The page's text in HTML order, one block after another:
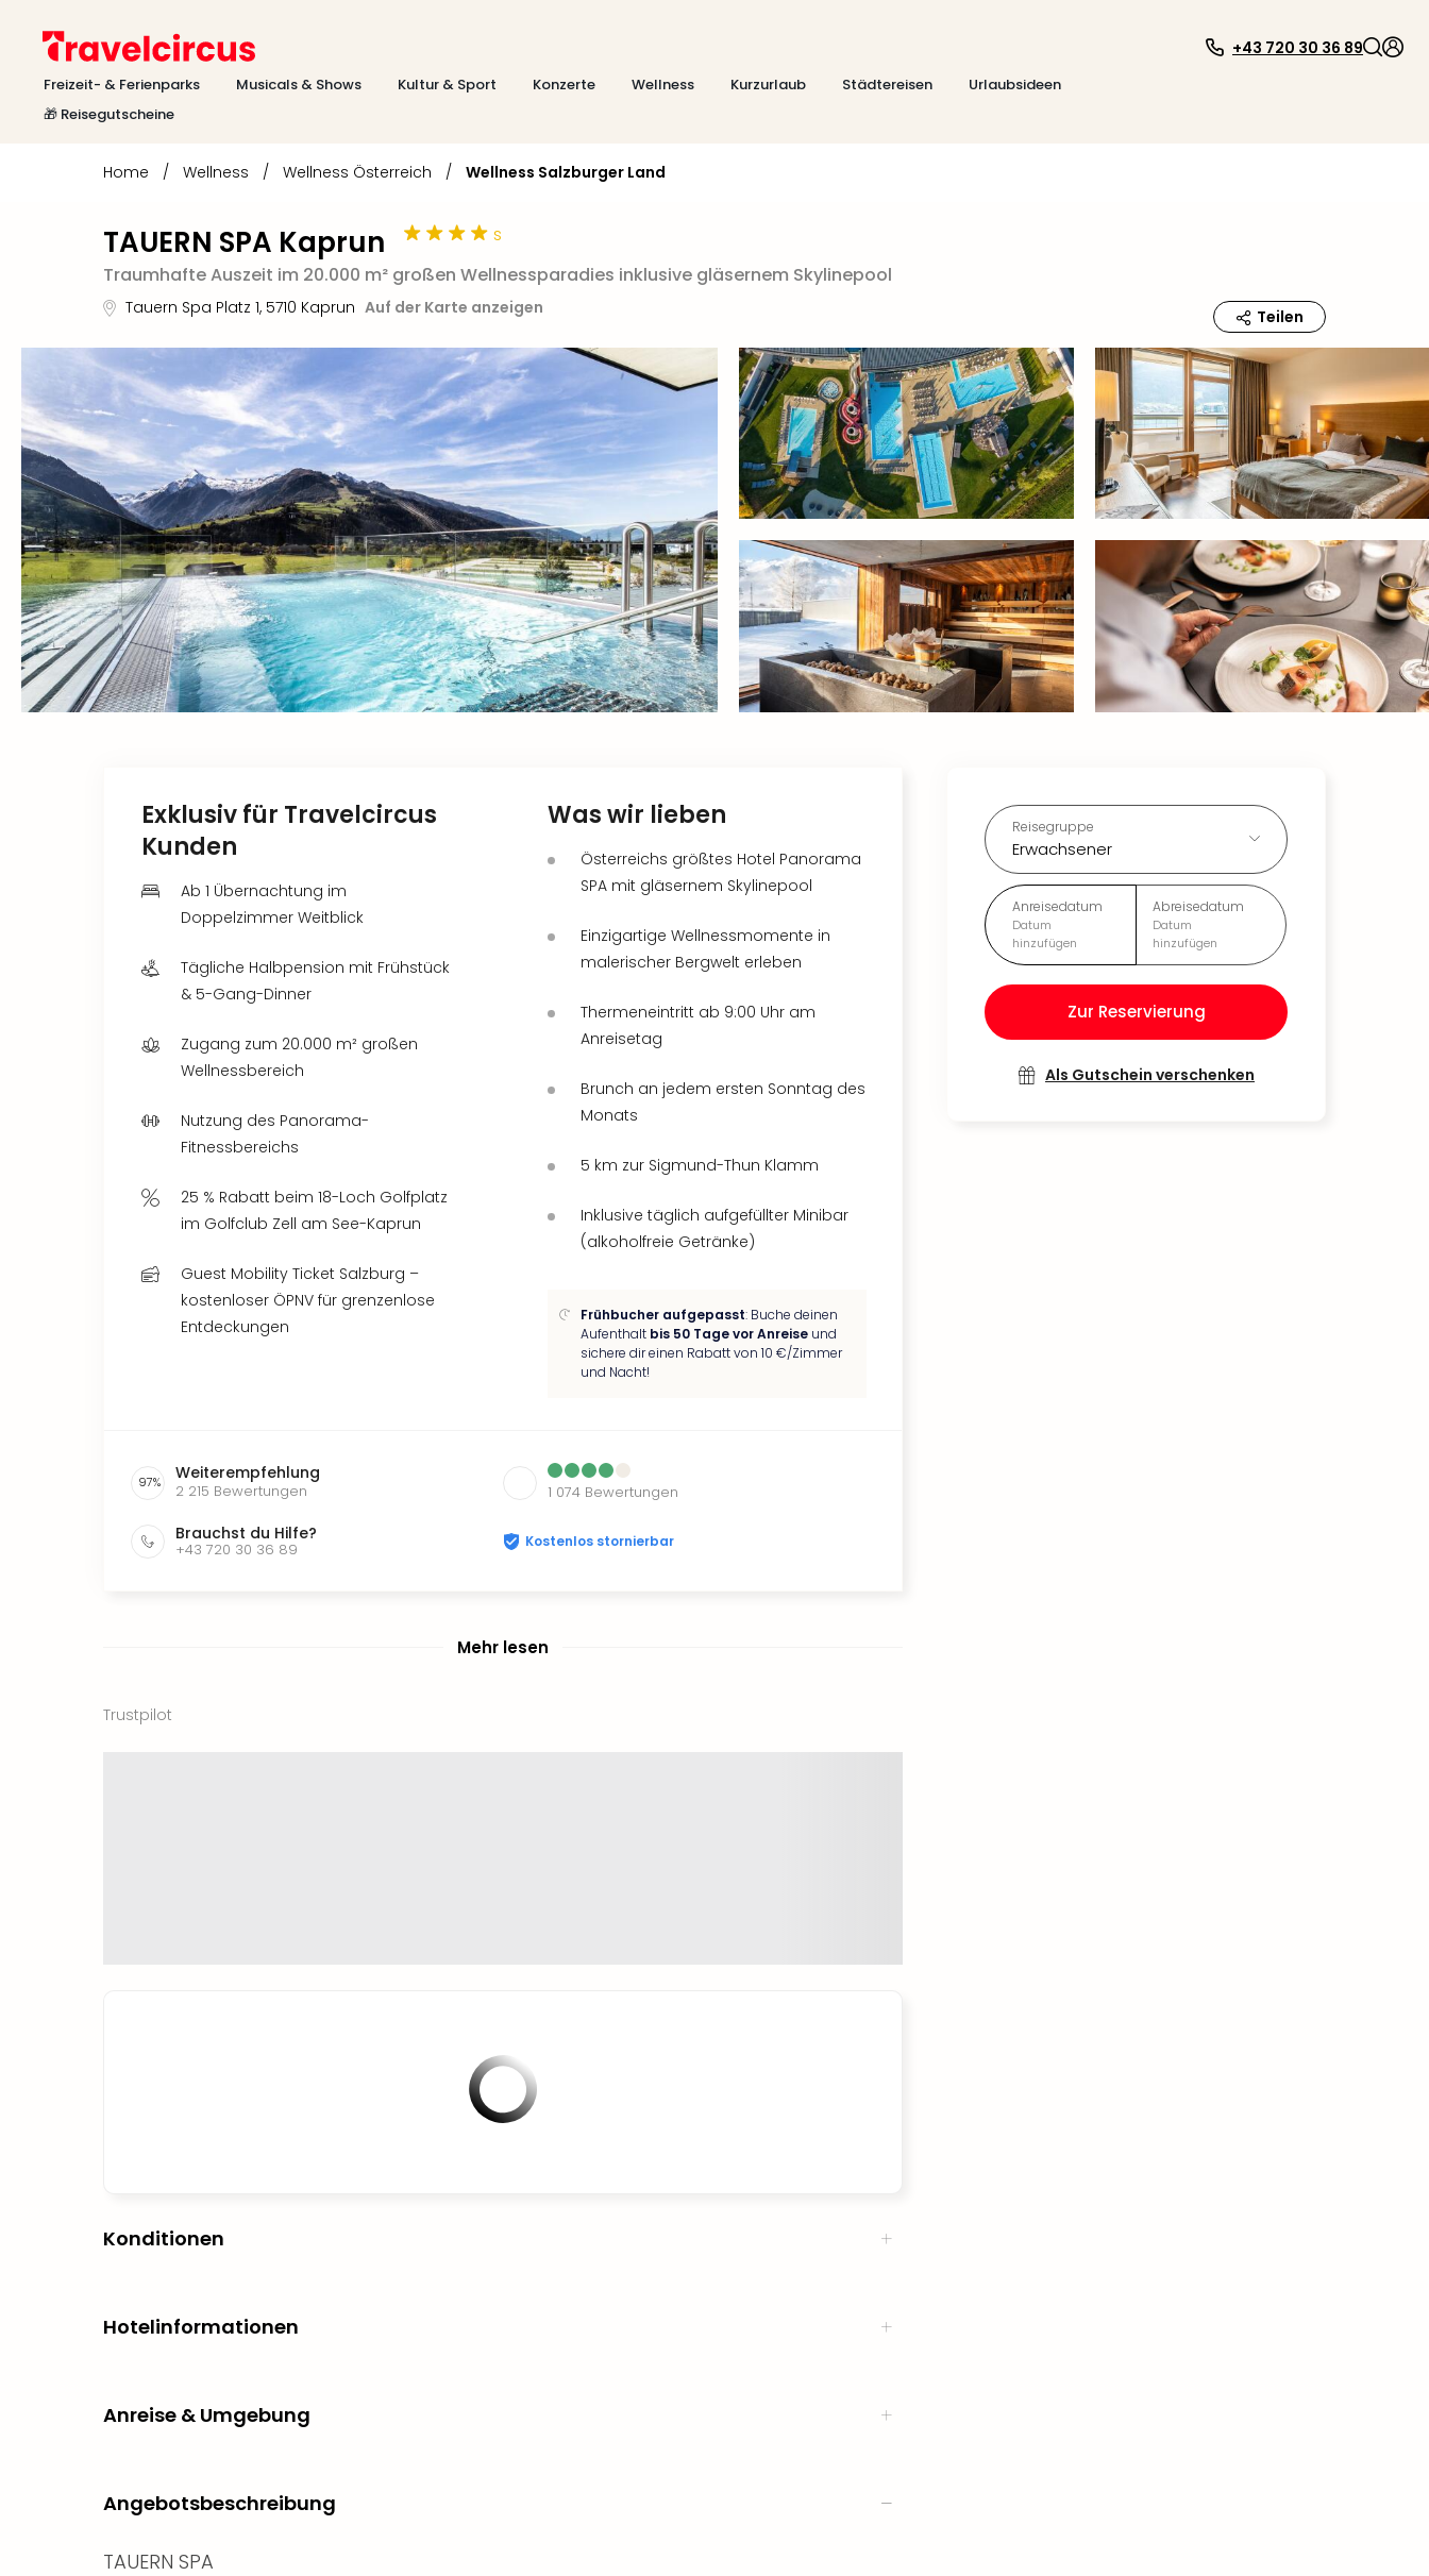
Freizeit- & Ferienparks Musicals & Shows Kultur & Sport Konzerte Wellness Kurzurlaub Städtereisen
Urlaubsideen
🎁 Reisegutscheine
+43 720 30 36 89
Home / Wellness / Wellness Österreich / Wellness Salzburger Land
TAUERN SPA Kaprun
s
Traumhafte Auszeit im 20.000 m² großen Wellnessparadies inklusive gläsernem Skylinepool
Tauern Spa Platz 1, 5710 Kaprun Auf der Karte anzeigen Teilen
Reisegruppe
Erwachsener
Anreisedatum
Datum
hinzufügen
Abreisedatum
Datum
hinzufügen
Zur Reservierung
Als Gutschein verschenken
Exklusiv für Travelcircus
Kunden
Ab 1 Übernachtung im
Doppelzimmer Weitblick
Tägliche Halbpension mit Frühstück
& 5-Gang-Dinner
Zugang zum 20.000 m² großen
Wellnessbereich
Nutzung des Panorama-
Fitnessbereichs
25 % Rabatt beim 18-Loch Golfplatz
im Golfclub Zell am See-Kaprun
Guest Mobility Ticket Salzburg –
kostenloser ÖPNV für grenzenlose
Entdeckungen
Was wir lieben
Österreichs größtes Hotel Panorama
SPA mit gläsernem Skylinepool
Einzigartige Wellnessmomente in
malerischer Bergwelt erleben
Thermeneintritt ab 9:00 Uhr am
Anreisetag
Brunch an jedem ersten Sonntag des
Monats
5 km zur Sigmund-Thun Klamm
Inklusive täglich aufgefüllter Minibar
(alkoholfreie Getränke)
Frühbucher aufgepasst: Buche deinen
Aufenthalt bis 50 Tage vor Anreise und
sichere dir einen Rabatt von 10 €/Zimmer
und Nacht!
97% Weiterempfehlung
2 215 Bewertungen 1 074 Bewertungen
Brauchst du Hilfe?
+43 720 30 36 89 Kostenlos stornierbar
Mehr lesen
Trustpilot
Konditionen
Hotelinformationen
Anreise & Umgebung
Angebotsbeschreibung
TAUERN SPA